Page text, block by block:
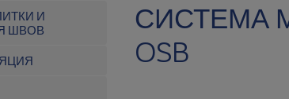
И
ШВОВ
СИСТЕМА
OSB